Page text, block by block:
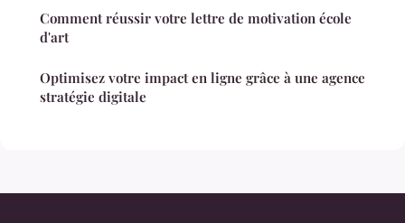
Comment réussir votre lettre de motivation école
d'art
Optimisez votre impact en ligne grâce à une agence
stratégie digitale